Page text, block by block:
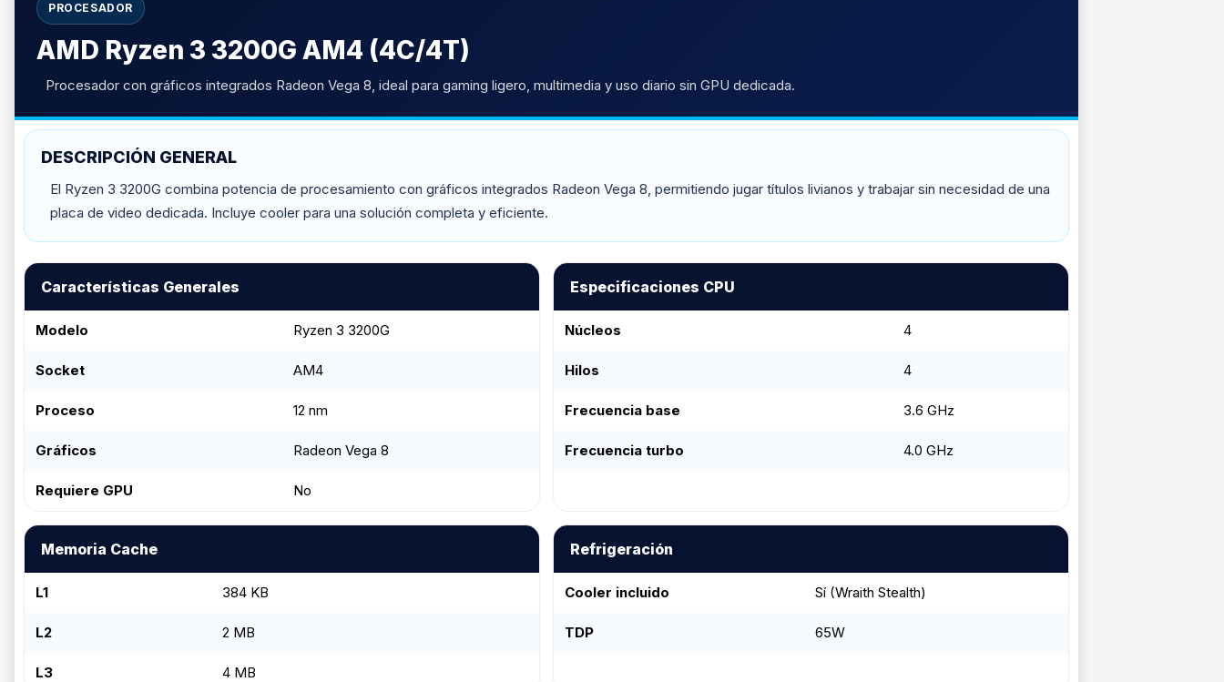
PROCESADOR
AMD Ryzen 3 3200G AM4 (4C/4T)
Procesador con gráficos integrados Radeon Vega 8, ideal para gaming ligero, multimedia y uso diario sin GPU dedicada.
DESCRIPCIÓN GENERAL
El Ryzen 3 3200G combina potencia de procesamiento con gráficos integrados Radeon Vega 8, permitiendo jugar títulos livianos y trabajar sin necesidad de una
placa de video dedicada. Incluye cooler para una solución completa y eficiente.
Características Generales
Modelo Ryzen 3 3200G
Socket AM4
Proceso 12 nm
Gráficos Radeon Vega 8
Requiere GPU No
Especificaciones CPU
Núcleos 4
Hilos 4
Frecuencia base 3.6 GHz
Frecuencia turbo 4.0 GHz
Memoria Cache
L1 384 KB
L2 2 MB
L3 4 MB
Refrigeración
Cooler incluido Sí (Wraith Stealth)
TDP 65W